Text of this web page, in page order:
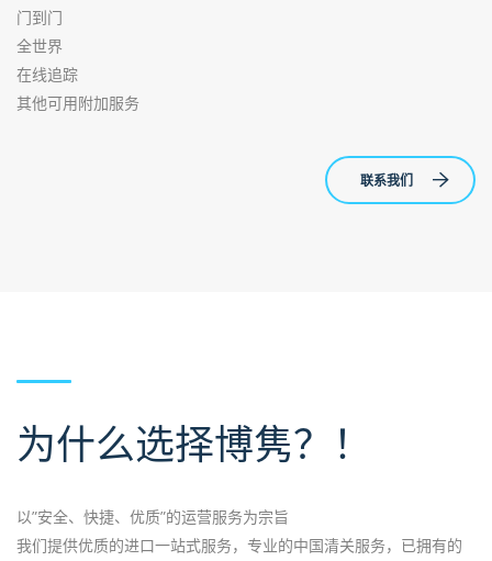
门到门
全世界
在线追踪
其他可用附加服务
联系我们
为什么选择博隽？！
以”安全、快捷、优质”的运营服务为宗旨
我们提供优质的进口一站式服务，专业的中国清关服务，已拥有的